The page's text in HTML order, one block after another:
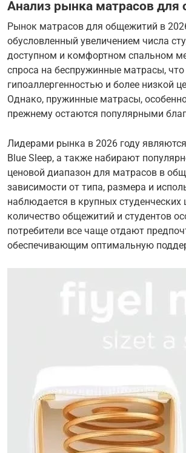
Анализ рынка матрасов для
Рынок матрасов для общежитий в
обусловленный увеличением числа
доступном и комфортном спальном
спроса на беспружинные матрасы,
гипоаллергенностью и более низкой
Однако, пружинные матрасы,
прежнему остаются популярными
Лидерами рынка в 2026 году
Blue Sleep, а также набирают
ценовой диапазон для матрасов в
зависимости от типа, размера и
наблюдается в крупных студенческих
количество общежитий и студентов
потребители все чаще отдают
обеспечивающим оптимальную